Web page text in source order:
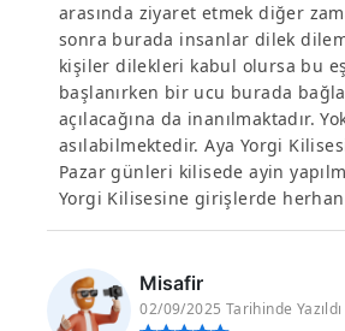
arasında ziyaret etmek diğer
sonra burada insanlar dilek
kişiler dilekleri kabul olursa bu
başlanırken bir ucu burada
açılacağına da inanılmaktadır.
asılabilmektedir. Aya Yorgi
Pazar günleri kilisede ayin
Yorgi Kilisesine girişlerde
Misafir
02/09/2025 Tarihinde